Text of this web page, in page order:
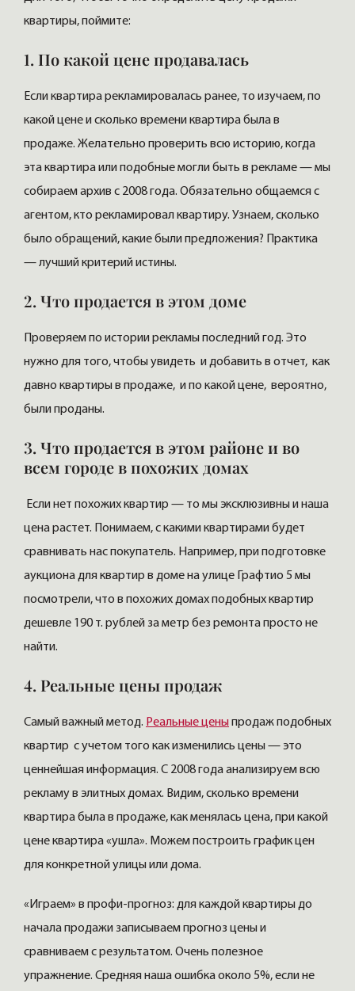
квартиры, поймите:
1. По какой цене продавалась
Если квартира рекламировалась ранее, то изучаем, по
какой цене и сколько времени квартира была в
продаже. Желательно проверить всю историю, когда
эта квартира или подобные могли быть в рекламе — мы
собираем архив с 2008 года. Обязательно общаемся с
агентом, кто рекламировал квартиру. Узнаем, сколько
было обращений, какие были предложения? Практика
— лучший критерий истины.
2. Что продается в этом доме
Проверяем по истории рекламы последний год. Это
нужно для того, чтобы увидеть и добавить в отчет, как
давно квартиры в продаже, и по какой цене, вероятно,
были проданы.
3. Что продается в этом районе и во
всем городе в похожих домах
Если нет похожих квартир — то мы эксклюзивны и наша
цена растет. Понимаем, с какими квартирами будет
сравнивать нас покупатель. Например, при подготовке
аукциона для квартир в доме на улице Графтио 5 мы
посмотрели, что в похожих домах подобных квартир
дешевле 190 т. рублей за метр без ремонта просто не
найти.
4. Реальные цены продаж
Самый важный метод. Реальные ценыпродаж подобных
квартир с учетом того как изменились цены — это
ценнейшая информация. С 2008 года анализируем всю
рекламу в элитных домах. Видим, сколько времени
квартира была в продаже, как менялась цена, при какой
цене квартира «ушла». Можем построить график цен
для конкретной улицы или дома.
«Играем» в профи-прогноз: для каждой квартиры до
начала продажи записываем прогноз цены и
сравниваем с результатом. Очень полезное
упражнение. Средняя наша ошибка около 5%, если не